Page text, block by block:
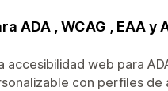
ADA , WCAG , EAA y
web para
con perfiles